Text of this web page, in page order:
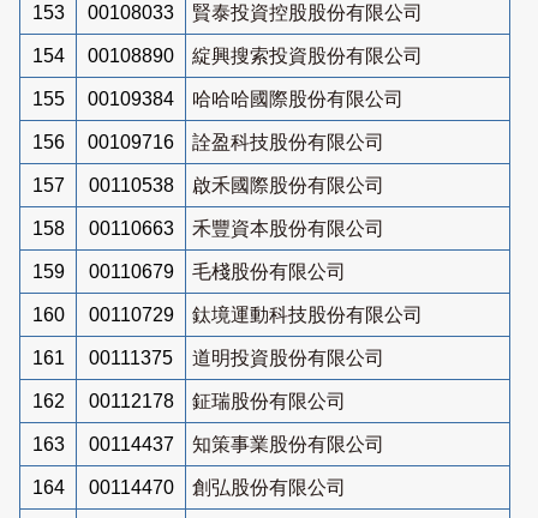
153 00108033 賢泰投資控股股份有限公司
154 00108890 綻興搜索投資股份有限公司
155 00109384 哈哈哈國際股份有限公司
156 00109716 詮盈科技股份有限公司
157 00110538 啟禾國際股份有限公司
158 00110663 禾豐資本股份有限公司
159 00110679 毛棧股份有限公司
160 00110729 鈦境運動科技股份有限公司
161 00111375 道明投資股份有限公司
162 00112178 鉦瑞股份有限公司
163 00114437 知策事業股份有限公司
164 00114470 創弘股份有限公司